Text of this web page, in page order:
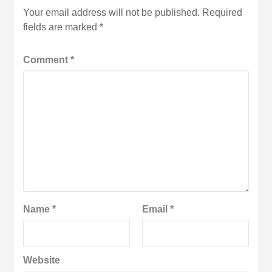
Your email address will not be published. Required
fields are marked*
Comment*
Name* Email *
Website